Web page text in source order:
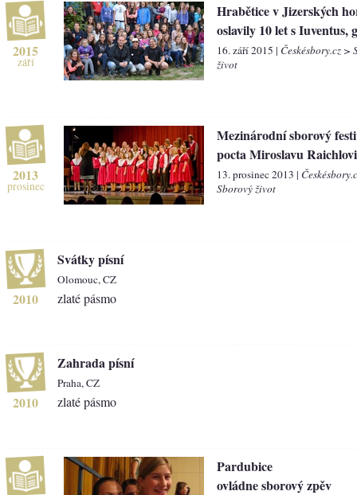
2015
září
Hrabětice v Jizerských
oslavily 10 let s Iuventus,
16. září 2015 | Českésbory.cz >
život
2013
prosinec
Mezinárodní sborový
pocta Miroslavu Raichlovi
13. prosinec 2013 |
Sborový život
2010
Svátky písní
Olomouc, CZ
zlaté pásmo
2010
Zahrada písní
Praha, CZ
zlaté pásmo
Pardubice
ovládne sborový zpěv